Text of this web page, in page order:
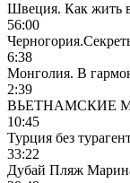
Швеция. Как жить
56:00
6:38
Монголия. В
2:39
ВЬЕТНАМСКИЕ
10:45
Турция без
33:22
Дубай Пляж